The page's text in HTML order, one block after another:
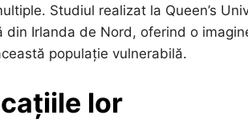
Studiul realizat la Queen’s
Irlanda de Nord, oferind o
populație vulnerabilă.
lor